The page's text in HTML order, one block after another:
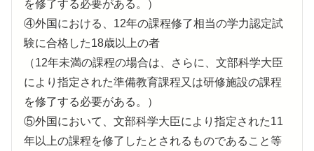
を修了する必要がある。）
④外国における、12年の課程修了相当の学力認定試
験に合格した18歳以上の者
（12年未満の課程の場合は、さらに、文部科学大臣
により指定された準備教育課程又は研修施設の課程
を修了する必要がある。）
⑤外国において、文部科学大臣により指定された11
年以上の課程を修了したとされるものであること等